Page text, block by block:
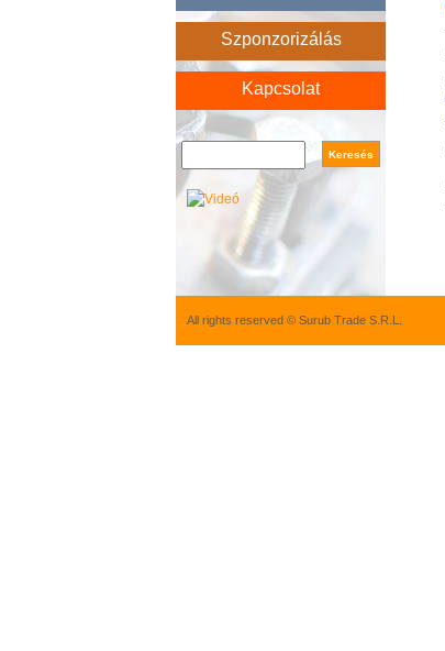
Szponzorizálás
Kapcsolat
Search form
All rights reserved © Surub Trade S.R.L.